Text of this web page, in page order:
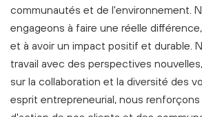
communautés et de l'environnement.
engageons à faire une réelle
et à avoir un impact positif et durable.
travail avec des perspectives
sur la collaboration et la diversité des
esprit entrepreneurial, nous renforçons